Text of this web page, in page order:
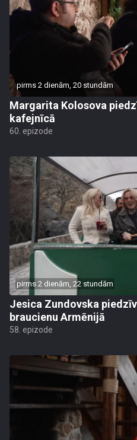
pirms 2 dienām, 20 stundām
Margarita Kolosova
kafejnīcā
60. epizode
pirms 2 dienām, 22 stundām
Jesica Zundovska
braucienu Armēnijā
58. epizode